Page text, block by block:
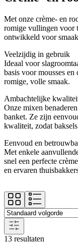
Met onze crème‑ en
romige vullingen voor
ontwikkeld voor
Veelzijdig in gebruik
Ideaal voor
basis voor mousses en
romige, volle smaak.
Ambachtelijke
Onze mixen
banket. Ze zijn
kwaliteit, zodat
Eenvoud en
Met enkele
snel een perfecte
en ervaren
13 resultaten